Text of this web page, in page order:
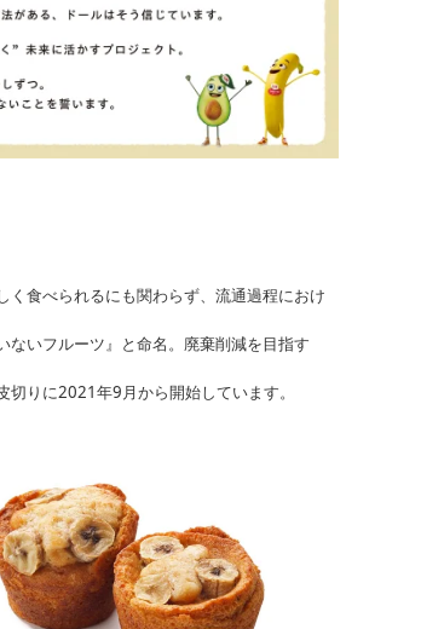
く食べられるにも関わらず、流通過程におけ
いフルーツ』と命名。廃棄削減を目指す
切りに2021年9月から開始しています。